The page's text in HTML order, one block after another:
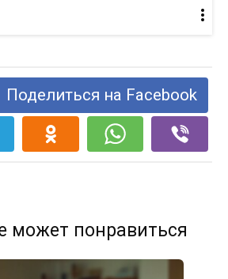
Поделиться на Facebook
может понравиться